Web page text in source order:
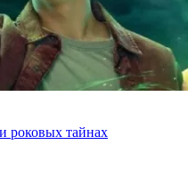
роковых тайнах